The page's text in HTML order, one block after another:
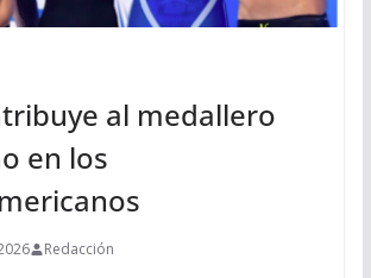
al medallero
en los
Redacción